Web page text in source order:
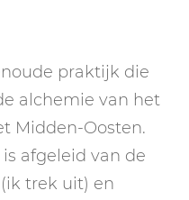
praktijk die
alchemie van het
Midden-Oosten.
is afgeleid van de
(ik trek uit) en